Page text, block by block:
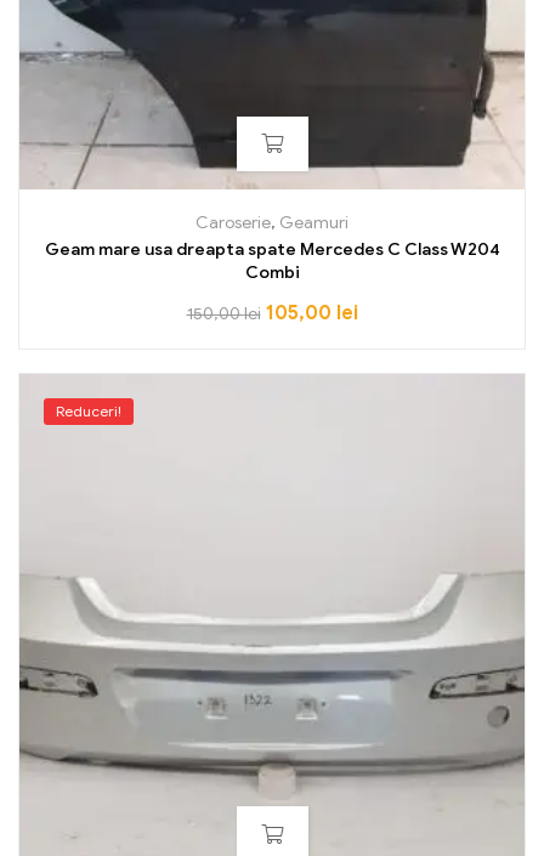
Caroserie, Geamuri
Geam mare usa dreapta spate Mercedes C Class W204
Combi
150,00lei 105,00 lei
Reduceri!